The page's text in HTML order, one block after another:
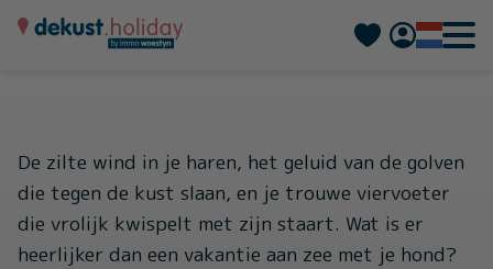
Français
De zilte wind in je haren, het geluid van de golven
die tegen de kust slaan, en je trouwe viervoeter
die vrolijk kwispelt met zijn staart. Wat is er
heerlijker dan een vakantie aan zee met je hond?